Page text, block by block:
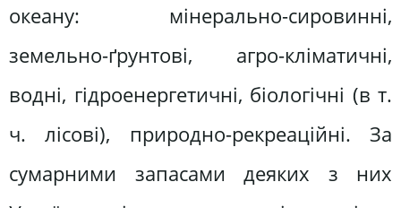
океану: мінерально-сировинні,
земельно-ґрунтові, агро-кліматичні,
водні, гідроенергетичні, біологічні (в т.
ч. лісові), природно-рекреаційні. За
сумарними запасами деяких з них